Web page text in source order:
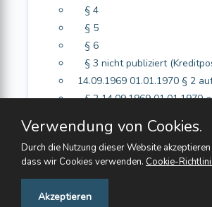
§ 4
§ 5
§ 6
§ 3 nicht publiziert
14.09.1969 01.01.1970 § 2
§ 2 14.09.1969 01.01.1970
Verwendung von Cookies.
Durch die Nutzung dieser Website
dass wir Cookies verwenden. Cookie-
Akzeptieren